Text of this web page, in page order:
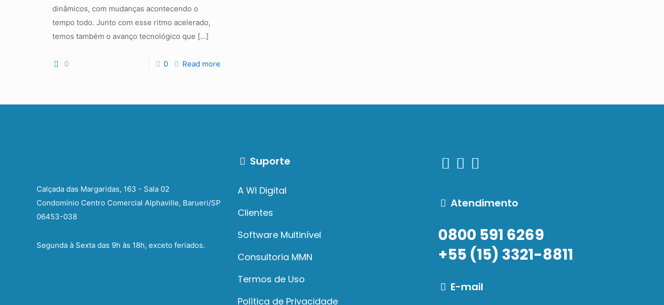
dinâmicos, com mudanças acontecendo o
tempo todo. Junto com esse ritmo acelerado,
temos também o avanço tecnológico que […]
0 0 Read more
Calçada das Margaridas, 163 - Sala 02
Condomínio Centro Comercial Alphaville, Barueri/SP
06453-038
Segunda à Sexta das 9h às 18h, exceto feriados.
Suporte
A WI Digital
Clientes
Software Multinível
Consultoria MMN
Termos de Uso
Política de Privacidade
Atendimento
0800 591 6269
+55 (15) 3321-8811
E-mail